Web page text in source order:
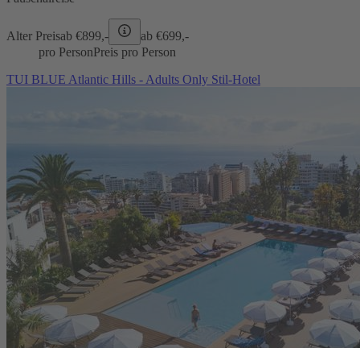
Alter Preisab €899,- ab €699,-
pro PersonPreis pro Person
TUI BLUE Atlantic Hills - Adults Only Stil-Hotel